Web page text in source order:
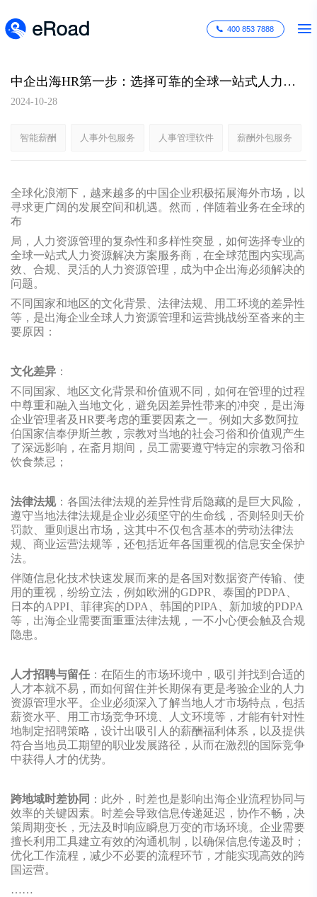
400 853 7888
中企出海HR第一步：选择可靠的全球一站式人力资源解决方案服务商
2024-10-28
智能薪酬 人事外包服务 人事管理软件 薪酬外包服务
全球化浪潮下，越来越多的中国企业积极拓展海外市场，以
寻求更广阔的发展空间和机遇。然而，伴随着业务在全球的
布
局，人力资源管理的复杂性和多样性突显，如何选择专业的
全球一站式人力资源解决方案服务商，在全球范围内实现高
效、合规、灵活的人力资源管理，成为中企出海必须解决的
问题。
不同国家和地区的文化背景、法律法规、用工环境的差异性
等，是出海企业全球人力资源管理和运营挑战纷至沓来的主
要原因：
文化差异 ：
不同国家、地区文化背景和价值观不同，如何在管理的过程
中尊重和融入当地文化，避免因差异性带来的冲突，是出海
企业管理者及HR要考虑的重要因素之一。例如大多数阿拉
伯国家信奉伊斯兰教，宗教对当地的社会习俗和价值观产生
了深远影响，在斋月期间，员工需要遵守特定的宗教习俗和
饮食禁忌；
法律法规：各国法律法规的差异性背后隐藏的是巨大风险，
遵守当地法律法规是企业必须坚守的生命线，否则轻则天价
罚款、重则退出市场，这其中不仅包含基本的劳动法律法
规、商业运营法规等，还包括近年各国重视的信息安全保护
法。
伴随信息化技术快速发展而来的是各国对数据资产传输、使
用的重视，纷纷立法，例如欧洲的GDPR、泰国的PDPA、
日本的APPI、菲律宾的DPA、韩国的PIPA、新加坡的PDPA
等，出海企业需要面重重法律法规，一不小心便会触及合规
隐患。
人才招聘与留任 ：在陌生的市场环境中，吸引并找到合适的
人才本就不易，而如何留住并长期保有更是考验企业的人力
资源管理水平。企业必须深入了解当地人才市场特点，包括
薪资水平、用工市场竞争环境、人文环境等，才能有针对性
地制定招聘策略，设计出吸引人的薪酬福利体系，以及提供
符合当地员工期望的职业发展路径，从而在激烈的国际竞争
中获得人才的优势。
跨地域时差协同 ：此外，时差也是影响出海企业流程协同与
效率的关键因素。时差会导致信息传递延迟，协作不畅，决
策周期变长，无法及时响应瞬息万变的市场环境。企业需要
擅长利用工具建立有效的沟通机制，以确保信息传递及时；
优化工作流程，减少不必要的流程环节，才能实现高效的跨
国运营。
……